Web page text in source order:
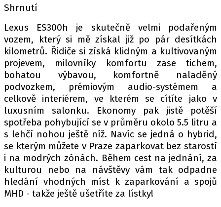
Shrnutí
Lexus ES300h je skutečně velmi podařeným
vozem, který si mě získal již po pár desítkách
kilometrů. Řidiče si získá klidným a kultivovaným
projevem, milovníky komfortu zase tichem,
bohatou výbavou, komfortně naladěný
podvozkem, prémiovým audio-systémem a
celkově interiérem, ve kterém se cítíte jako v
luxusním salonku. Ekonomy pak jistě potěší
spotřeba pohybující se v průměru okolo 5.5 litru a
s lehčí nohou ještě níž. Navíc se jedná o hybrid,
se kterým můžete v Praze zaparkovat bez starostí
i na modrých zónách. Během cest na jednání, za
kulturou nebo na návštěvy vám tak odpadne
hledání vhodných míst k zaparkování a spojů
MHD - takže ještě ušetříte za lístky!